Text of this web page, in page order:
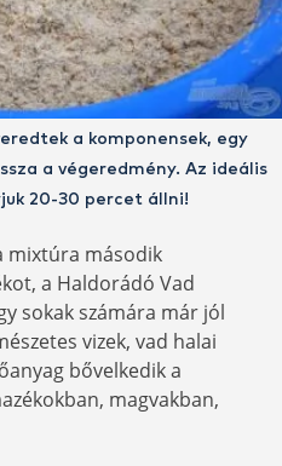
a komponensek, egy
a végeredmény. Az ideális
20-30 percet állni!
mixtúra második
a Haldorádó Vad
sokak számára már jól
vizek, vad halai
bővelkedik a
magvakban,